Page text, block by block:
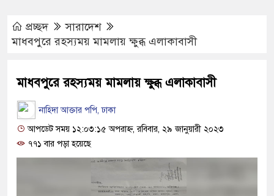
প্রচ্ছদ
সারাদেশ
মাধবপুরে রহস্যময় মামলায় ক্ষুব্ধ এলাকাবাসী
মাধবপুরে রহস্যময় মামলায় ক্ষুব্ধ এলাকাবাসী
নাহিদা আক্তার পপি, ঢাকা
আপডেট সময় ১২:০৩:১৫ অপরাহ্ন, রবিবার, ২৯ জানুয়ারী ২০২৩
৭৭১ বার পড়া হয়েছে